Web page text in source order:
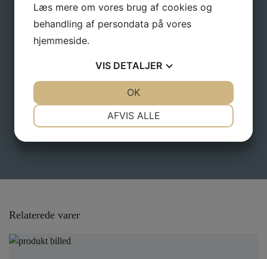
Relaterede varer
Læs mere om vores brug af cookies og
behandling af persondata på vores
hjemmeside.
VIS DETALJER
AFVIS ALLE
OK